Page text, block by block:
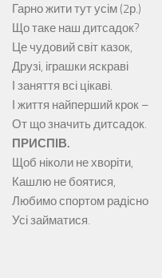
Гарно жити тут усім (2р.)
Що таке наш дитсадок?
Це чудовий світ казок,
Друзі, іграшки яскраві
І заняття всі цікаві.
І життя найперший крок –
От що значить дитсадок.
ПРИСПІВ.
Щоб ніколи не хворіти,
Кашлю не боятися,
Любимо спортом радісно
Усі займатися.